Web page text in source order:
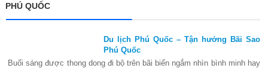
PHÚ QUỐC
Du lịch Phú Quốc – Tận hưởng Bãi Sao
Phú Quốc
Buổi sáng được thong dong đi bộ trên bãi biển ngắm nhìn bình minh hay